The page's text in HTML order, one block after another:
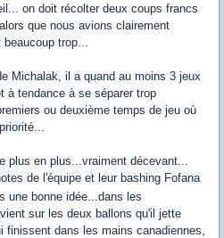
on doit récolter deux coups francs
que nous avions clairement
beaucoup trop...
Michalak, il a quand au moins 3 jeux
à tendance à se séparer trop
ou deuxième temps de jeu où
plus en plus...vraiment décevant...
de l'équipe et leur bashing Fofana
une bonne idée...dans les
sur les deux ballons qu'il jette
dans les mains canadiennes,